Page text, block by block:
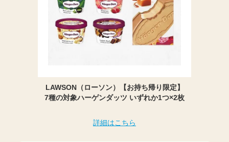
LAWSON（ローソン）【お持ち帰り限定】
7種の対象ハーゲンダッツ いずれか1つ×2枚
詳細はこちら